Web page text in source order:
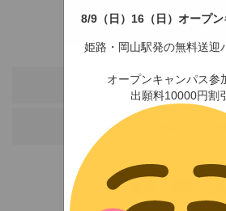
8/9（日）16（日）オープン
姫路・岡山駅発の無料送迎
オープンキャンパス参
出願料10000円割引
〒678-0255 兵庫県赤穂市
TEL：0791-46-2525（代）FAX
アクセス